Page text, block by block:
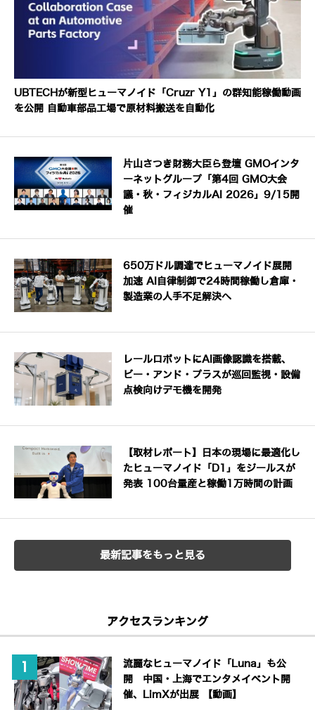
UBTECHが新型ヒューマノイド「Cruzr Y1」の群知能稼働動画
を公開 自動車部品工場で原材料搬送を自動化
片山さつき財務大臣ら登壇 GMOインタ
ーネットグループ「第4回 GMO大会
議・秋・フィジカルAI 2026」9/15開
催
650万ドル調達でヒューマノイド展開
加速 AI自律制御で24時間稼働し倉庫・
製造業の人手不足解決へ
レールロボットにAI画像認識を搭載、
ビー・アンド・プラスが巡回監視・設備
点検向けデモ機を開発
【取材レポート】日本の現場に最適化し
たヒューマノイド「D1」をジールスが
発表 100台量産と稼働1万時間の計画
最新記事をもっと見る
アクセスランキング
流麗なヒューマノイド「Luna」も公
開 中国・上海でエンタメイベント開
催、LimXが出展 【動画】